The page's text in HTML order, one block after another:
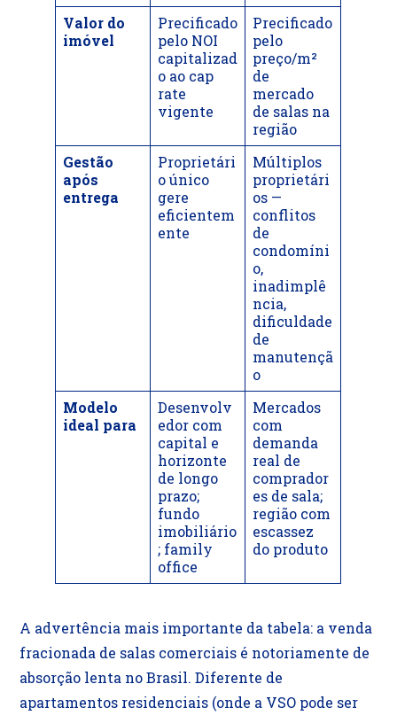
Valor do
imóvel
Precificado
pelo NOI
capitalizad
o ao cap
rate
vigente
Precificado
pelo
preço/m²
de
mercado
de salas na
região
Gestão
após
entrega
Proprietári
o único
gere
eficientem
ente
Múltiplos
proprietári
os —
conflitos
de
condomíni
o,
inadimplê
ncia,
dificuldade
de
manutençã
o
Modelo
ideal para
Desenvolv
edor com
capital e
horizonte
de longo
prazo;
fundo
imobiliário
; family
office
Mercados
com
demanda
real de
comprador
es de sala;
região com
escassez
do produto
A advertência mais importante da tabela: a venda
fracionada de salas comerciais é notoriamente de
absorção lenta no Brasil. Diferente de
apartamentos residenciais (onde a VSO pode ser